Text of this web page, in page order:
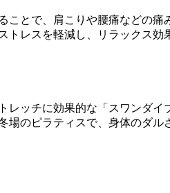
ことで、肩こりや腰痛などの痛
レスを軽減し、リラックス効
ッチに効果的な「スワンダイ
のピラティスで、身体のダル